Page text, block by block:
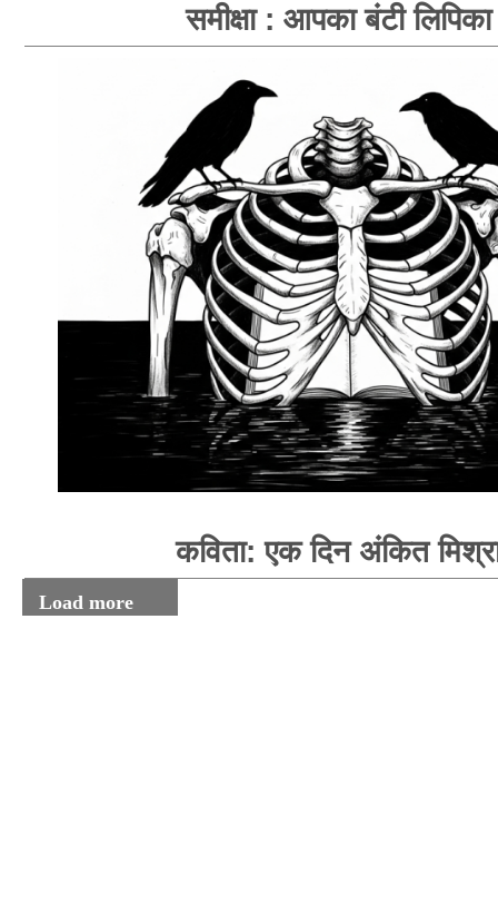
समीक्षा : आपका बंटी लिपिका
कविता: एक दिन अंकित
Load more